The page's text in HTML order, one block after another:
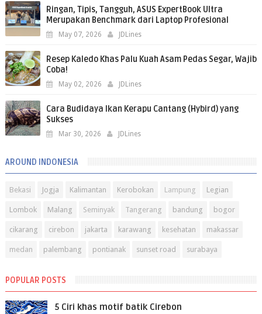
Ringan, Tipis, Tangguh, ASUS ExpertBook Ultra
Merupakan Benchmark dari Laptop Profesional
May 07, 2026 JDLines
Resep Kaledo Khas Palu Kuah Asam Pedas Segar, Wajib
Coba!
May 02, 2026 JDLines
Cara Budidaya Ikan Kerapu Cantang (Hybird) yang
Sukses
Mar 30, 2026 JDLines
AROUND INDONESIA
Bekasi Jogja Kalimantan Kerobokan Lampung Legian
Lombok Malang Seminyak Tangerang bandung bogor
cikarang cirebon jakarta karawang kesehatan makassar
medan palembang pontianak sunset road surabaya
POPULAR POSTS
5 Ciri khas motif batik Cirebon